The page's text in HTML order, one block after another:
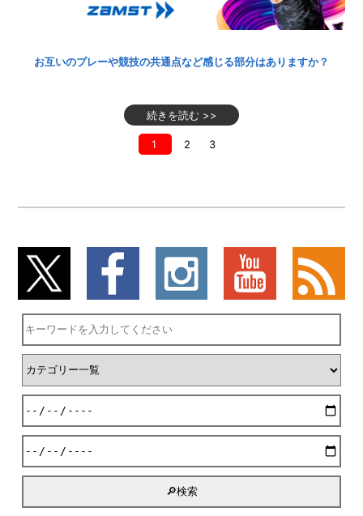
お互いのプレーや競技の共通点など感じる部分はありますか？
続きを読む >>
1 2 3